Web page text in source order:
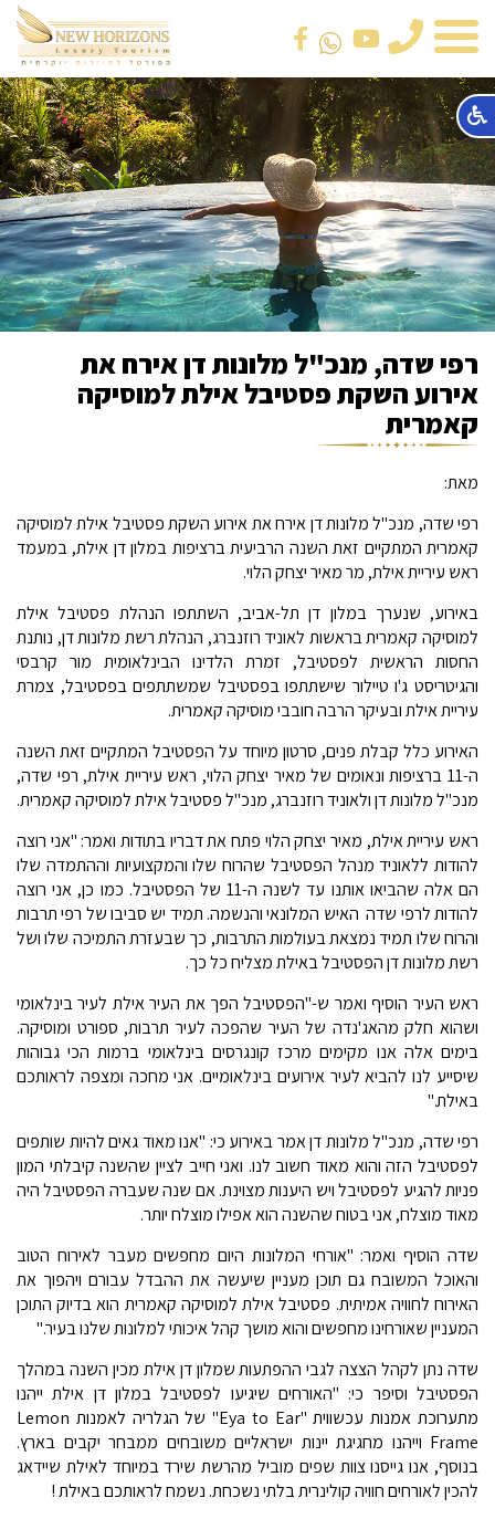
טלפון
רפי שדה, מנכ"ל מלונות דן אירח את
אירוע השקת פסטיבל אילת למוסיקה
קאמרית
מאת:
רפי שדה, מנכ"ל מלונות דן אירח את אירוע השקת פסטיבל אילת למוסיקה
קאמרית המתקיים זאת השנה הרביעית ברציפות במלון דן אילת, במעמד
ראש עיריית אילת, מר מאיר יצחק הלוי.
באירוע, שנערך במלון דן תל-אביב, השתתפו הנהלת פסטיבל אילת
למוסיקה קאמרית בראשות לאוניד רוזנברג, הנהלת רשת מלונות דן, נותנת
החסות הראשית לפסטיבל, זמרת הלדינו הבינלאומית מור קרבסי
והגיטריסט ג'ו טיילור שישתתפו בפסטיבל שמשתתפים בפסטיבל, צמרת
עיריית אילת ובעיקר הרבה חובבי מוסיקה קאמרית.
האירוע כלל קבלת פנים, סרטון מיוחד על הפסטיבל המתקיים זאת השנה
ה-11 ברציפות ונאומים של מאיר יצחק הלוי, ראש עיריית אילת, רפי שדה,
מנכ"ל מלונות דן ולאוניד רוזנברג, מנכ"ל פסטיבל אילת למוסיקה קאמרית.
ראש עיריית אילת, מאיר יצחק הלוי פתח את דבריו בתודות ואמר: "אני רוצה
להודות ללאוניד מנהל הפסטיבל שהרוח שלו והמקצועיות וההתמדה שלו
הם אלה שהביאו אותנו עד לשנה ה-11 של הפסטיבל. כמו כן, אני רוצה
להודות לרפי שדה  האיש המלונאי והנשמה. תמיד יש סביבו של רפי תרבות
והרוח שלו תמיד נמצאת בעולמות התרבות, כך שבעזרת התמיכה שלו ושל
רשת מלונות דן הפסטיבל באילת מצליח כל כך.
ראש העיר הוסיף ואמר ש-"הפסטיבל הפך את העיר אילת לעיר בינלאומי
ושהוא חלק מהאג'נדה של העיר שהפכה לעיר תרבות, ספורט ומוסיקה.
בימים אלה אנו מקימים מרכז קונגרסים בינלאומי ברמות הכי גבוהות
שיסייע לנו להביא לעיר אירועים בינלאומיים. אני מחכה ומצפה לראותכם
באילת."
רפי שדה, מנכ"ל מלונות דן אמר באירוע כי: "אנו מאוד גאים להיות שותפים
לפסטיבל הזה והוא מאוד חשוב לנו. ואני חייב לציין שהשנה קיבלתי המון
פניות להגיע לפסטיבל ויש היענות מצוינת. אם שנה שעברה הפסטיבל היה
מאוד מוצלח, אני בטוח שהשנה הוא אפילו מוצלח יותר.
שדה הוסיף ואמר: "אורחי המלונות היום מחפשים מעבר לאירוח הטוב
והאוכל המשובח גם תוכן מעניין שיעשה את ההבדל עבורם ויהפוך את
האירוח לחוויה אמיתית. פסטיבל אילת למוסיקה קאמרית הוא בדיוק התוכן
המעניין שאורחינו מחפשים והוא מושך קהל איכותי למלונות שלנו בעיר."
שדה נתן לקהל הצצה לגבי ההפתעות שמלון דן אילת מכין השנה במהלך
הפסטיבל וסיפר כי: "האורחים שיגיעו לפסטיבל במלון דן אילת ייהנו
מתערוכת אמנות עכשווית "Eya to Ear" של הגלריה לאמנות Lemon
Frame וייהנו מחגיגת יינות ישראליים משובחים ממבחר יקבים בארץ.
בנוסף, אנו גייסנו צוות שפים מוביל מהרשת שירד במיוחד לאילת שיידאג
להכין לאורחים חוויה קולינרית בלתי נשכחת. נשמח לראותכם באילת !